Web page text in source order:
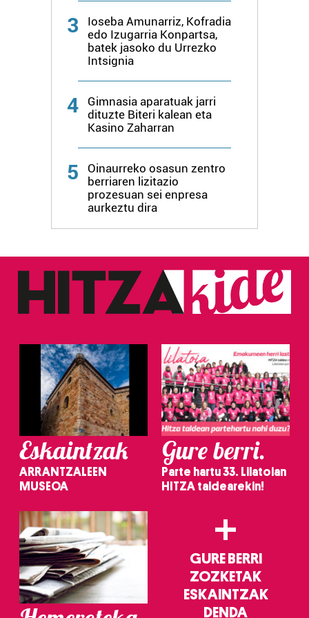
erabiltzen dituen hauta dezakezu.
Bazkide batzuek ez dizute baimenik eskatzen, eta beren
duten interes legitimoa eta horren aurka nola egin
dezakezun ikusteko.
buruzko informazio gehiago eta ezarri zure lehentasunak
datuen atalean. Edozein unetan alda edo ken dezakezu
zure baimena Cookieen adierazpenean.
fitxategiak erabiltzen ditu. Zure esperientzia eta
zerbitzuak hobetzeko asmoz, cookie teknologiaz
baliatzen gara. Ohar hau onartuz gero, teknologia hori
erabiltzeko baimen esplizitua ematen diguzu.Gehiago
3
Ioseba Amunarriz, Kofradia
edo Izugarria Konpartsa,
batek jasoko du Urrezko
Intsignia
4
Gimnasia aparatuak jarri
dituzte Biteri kalean eta
Kasino Zaharran
5
Oinaurreko osasun zentro
berriaren lizitazio
prozesuan sei enpresa
aurkeztu dira
Eskaintzak
ARRANTZALEEN
MUSEOA
Gure berri.
Parte hartu 33. Lilatoian
HITZA taldearekin!
+
GURE BERRI
ZOZKETAK
ESKAINTZAK
DENDA